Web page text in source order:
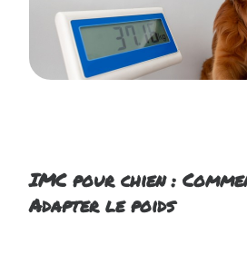
IMC pour chien :
Adapter le poids